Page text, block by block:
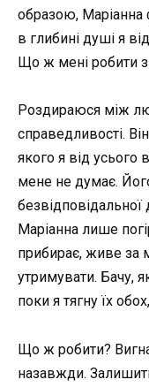
образою, Маріанна
в глибині душі я
Що ж мені робити
Роздираюся між
справедливості.
якого я від усього
мене не думає.
Маріанна лише
прибирає, живе за
утримувати. Бачу,
поки я тягну їх
Що ж робити?
назавжди.